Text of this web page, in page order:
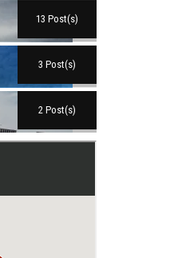
13 Post(s)
3 Post(s)
2 Post(s)